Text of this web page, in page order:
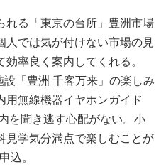
れる「東京の台所」豊洲市場
人では気が付けない市場の見
率良く案内してくれる。
「豊洲 千客万来」の楽しみ
無線機器イヤホンガイド
を聞き逃す心配がない。小
見学気分満点で楽しむことが
込。